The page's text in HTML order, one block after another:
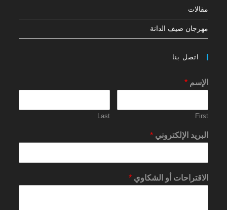
مقالات
مهرجان صيف الدانة
اتصل بنا
الإسم*
First
Last
البريد الإلكتروني*
الاقتراحات أو الشكاوي*